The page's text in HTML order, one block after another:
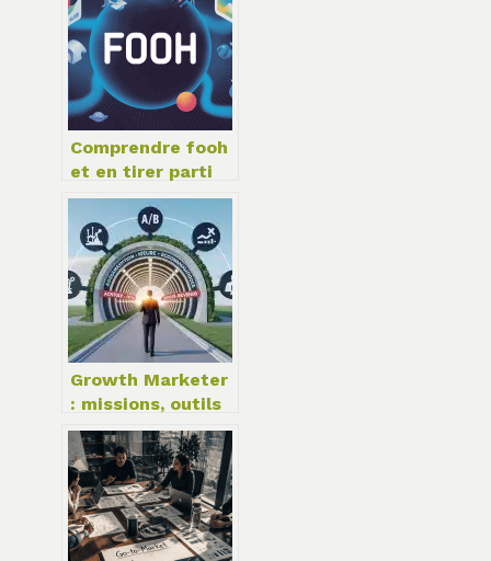
booster vos
ventes
Comprendre fooh
et en tirer parti
pour votre
stratégie digitale
Growth Marketer
: missions, outils
et compétences
pour piloter la
croissance
durable